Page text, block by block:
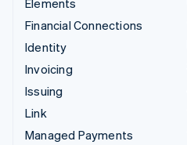
Elements
Financial Connections
Identity
Invoicing
Issuing
Link
Managed Payments